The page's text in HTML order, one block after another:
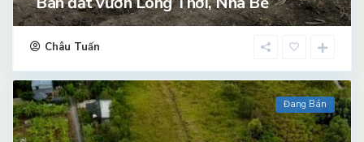
Châu Tuấn
Đang Bán